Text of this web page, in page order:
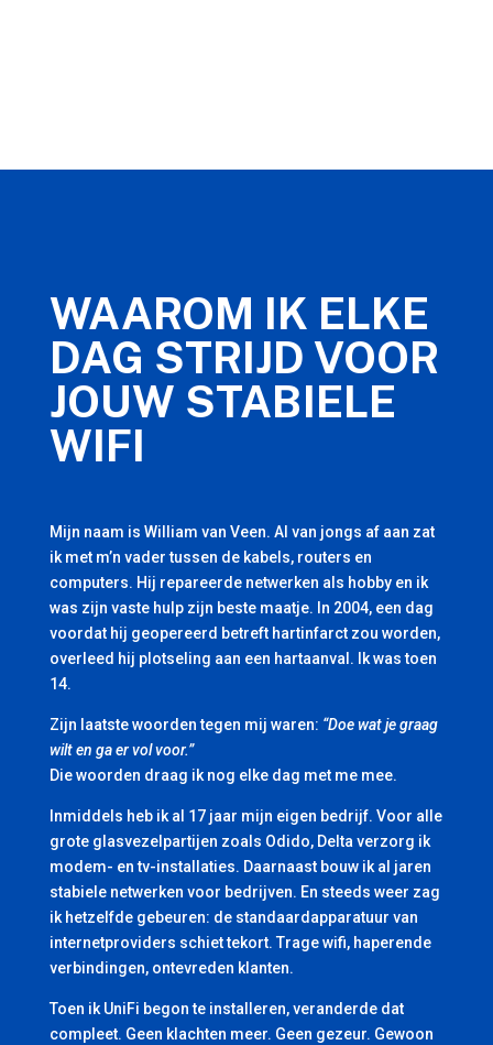
WAAROM IK ELKE
DAG STRIJD VOOR
JOUW STABIELE
WIFI
Mijn naam is William van Veen. Al van jongs af aan zat
ik met m’n vader tussen de kabels, routers en
computers. Hij repareerde netwerken als hobby en ik
was zijn vaste hulp zijn beste maatje. In 2004, een dag
voordat hij geopereerd betreft hartinfarct zou worden,
overleed hij plotseling aan een hartaanval. Ik was toen
14.
Zijn laatste woorden tegen mij waren: “Doe wat je graag
wilt en ga er vol voor.”
Die woorden draag ik nog elke dag met me mee.
Inmiddels heb ik al 17 jaar mijn eigen bedrijf. Voor alle
grote glasvezelpartijen zoals Odido, Delta verzorg ik
modem- en tv-installaties. Daarnaast bouw ik al jaren
stabiele netwerken voor bedrijven. En steeds weer zag
ik hetzelfde gebeuren: de standaardapparatuur van
internetproviders schiet tekort. Trage wifi, haperende
verbindingen, ontevreden klanten.
Toen ik UniFi begon te installeren, veranderde dat
compleet. Geen klachten meer. Geen gezeur. Gewoon